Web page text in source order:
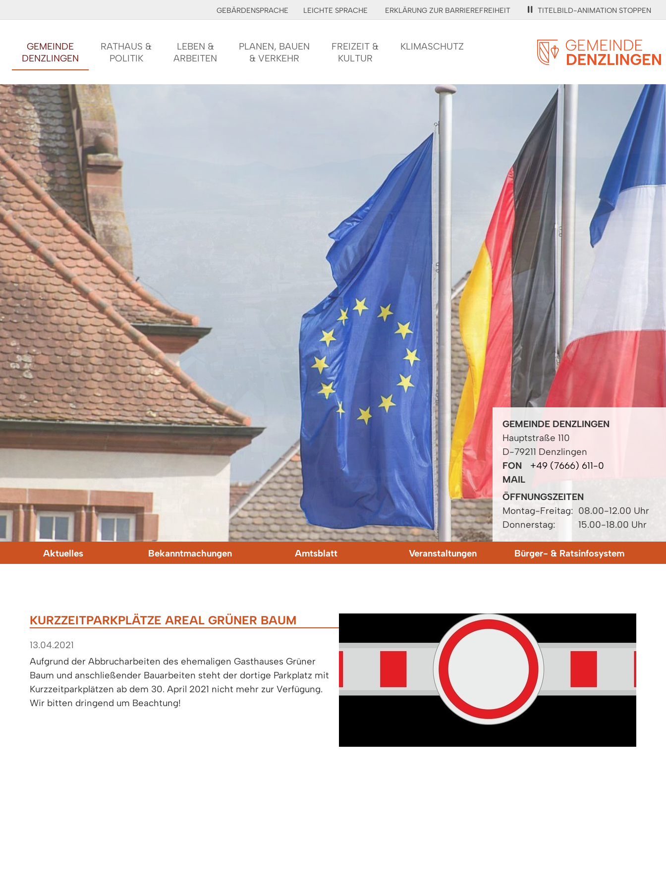
GEBÄRDENSPRACHE LEICHTE SPRACHE ERKLÄRUNG ZUR BARRIEREFREIHEIT TITELBILD-ANIMATION STOPPEN
GEMEINDE
DENZLINGEN
RATHAUS &
POLITIK
LEBEN &
ARBEITEN
PLANEN, BAUEN
& VERKEHR
FREIZEIT &
KULTUR
KLIMASCHUTZ
GEMEINDE DENZLINGEN
Hauptstraße 110
D-79211 Denzlingen
FON
+49 (7666) 611-0
MAIL
ÖFFNUNGSZEITEN
Montag-Freitag: 08.00-12.00 Uhr
Donnerstag:
15.00-18.00 Uhr
Aktuelles Bekanntmachungen Amtsblatt Veranstaltungen Bürger- & Ratsinfosystem
KURZZEITPARKPLÄTZE AREAL GRÜNER BAUM
13.04.2021
Aufgrund der Abbrucharbeiten des ehemaligen Gasthauses Grüner
Baum und anschließender Bauarbeiten steht der dortige Parkplatz mit
Kurzzeitparkplätzen ab dem 30. April 2021 nicht mehr zur Verfügung.
Wir bitten dringend um Beachtung!